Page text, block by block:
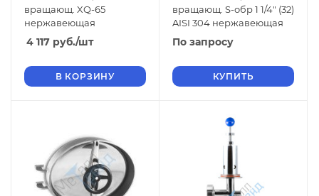
вращающ. XQ-65
нержавеющая
4 117 руб./шт
В КОРЗИНУ
вращающ. S-обр 1 1/4" (32)
AISI 304 нержавеющая
По запросу
КУПИТЬ